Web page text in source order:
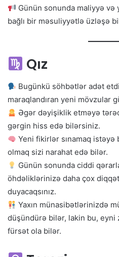
Günün sonunda maliyyə və
bağlı bir məsuliyyətlə üzləşə
Qız
Bugünkü söhbətlər adət
maraqlandıran yeni mövzular
Əgər dəyişiklik etməyə
gərgin hiss edə bilərsiniz.
Yeni fikirlər sınamaq
olmaq sizi narahat edə bilər.
Günün sonunda ciddi
öhdəliklərinizə daha çox
duyacaqsınız.
Yaxın münasibətlərinizdə
düşündürə bilər, lakin bu, eyni
fürsət ola bilər.